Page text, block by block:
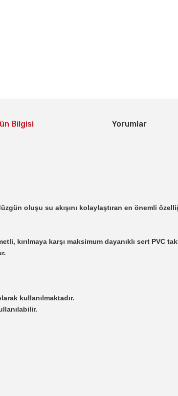
Bilgisi Yorumlar
oluşu su akışını kolaylaştıran en önemli
kırılmaya karşı maksimum dayanıklı sert PVC
kullanılmaktadır.